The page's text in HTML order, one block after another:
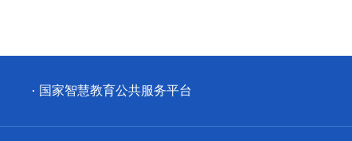
国家智慧教育公共服务平台